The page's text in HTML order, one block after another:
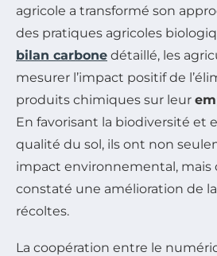
agricole a transformé son
des pratiques agricoles
bilan carbone détaillé, les
mesurer l’impact positif de
produits chimiques sur leur
En favorisant la biodiversité et
qualité du sol, ils ont non
impact environnemental,
constaté une amélioration de
récoltes.
La coopération entre le